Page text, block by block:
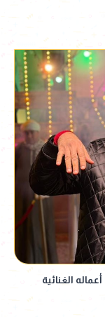
الغنائية